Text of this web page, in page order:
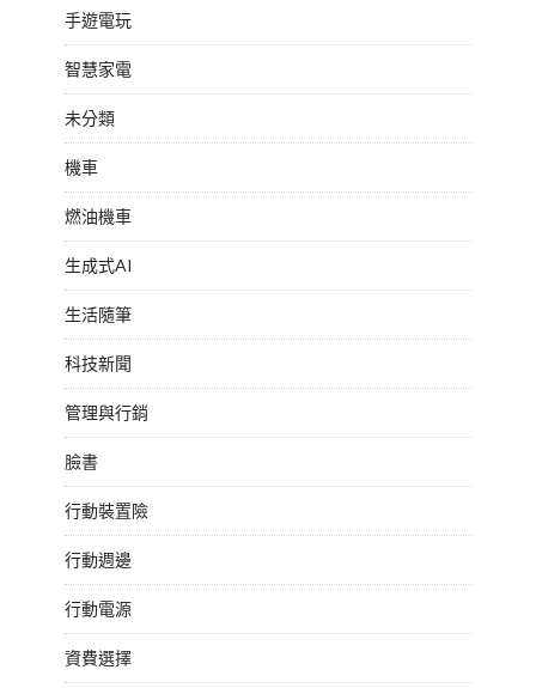
手遊電玩
智慧家電
未分類
機車
燃油機車
生成式AI
生活隨筆
科技新聞
管理與行銷
臉書
行動裝置險
行動週邊
行動電源
資費選擇